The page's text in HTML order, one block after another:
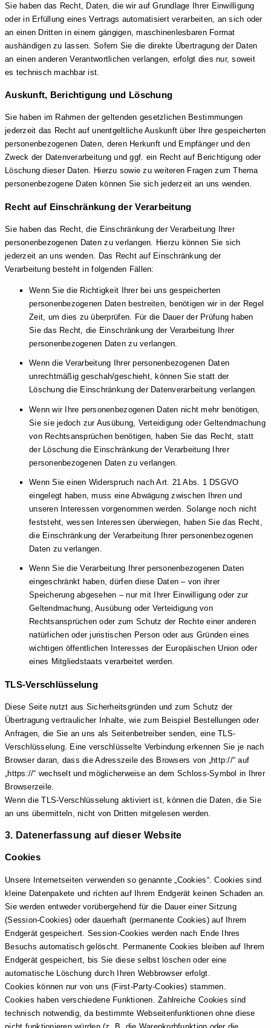
Sie haben das Recht, Daten, die wir auf Grundlage Ihrer Einwilligung
oder in Erfüllung eines Vertrags automatisiert verarbeiten, an sich oder
an einen Dritten in einem gängigen, maschinenlesbaren Format
aushändigen zu lassen. Sofern Sie die direkte Übertragung der Daten
an einen anderen Verantwortlichen verlangen, erfolgt dies nur, soweit
es technisch machbar ist.
Auskunft, Berichtigung und Löschung
Sie haben im Rahmen der geltenden gesetzlichen Bestimmungen
jederzeit das Recht auf unentgeltliche Auskunft über Ihre gespeicherten
personenbezogenen Daten, deren Herkunft und Empfänger und den
Zweck der Datenverarbeitung und ggf. ein Recht auf Berichtigung oder
Löschung dieser Daten. Hierzu sowie zu weiteren Fragen zum Thema
personenbezogene Daten können Sie sich jederzeit an uns wenden.
Recht auf Einschränkung der Verarbeitung
Sie haben das Recht, die Einschränkung der Verarbeitung Ihrer
personenbezogenen Daten zu verlangen. Hierzu können Sie sich
jederzeit an uns wenden. Das Recht auf Einschränkung der
Verarbeitung besteht in folgenden Fällen:
Wenn Sie die Richtigkeit Ihrer bei uns gespeicherten
personenbezogenen Daten bestreiten, benötigen wir in der Regel
Zeit, um dies zu überprüfen. Für die Dauer der Prüfung haben
Sie das Recht, die Einschränkung der Verarbeitung Ihrer
personenbezogenen Daten zu verlangen.
Wenn die Verarbeitung Ihrer personenbezogenen Daten
unrechtmäßig geschah/geschieht, können Sie statt der
Löschung die Einschränkung der Datenverarbeitung verlangen.
Wenn wir Ihre personenbezogenen Daten nicht mehr benötigen,
Sie sie jedoch zur Ausübung, Verteidigung oder Geltendmachung
von Rechtsansprüchen benötigen, haben Sie das Recht, statt
der Löschung die Einschränkung der Verarbeitung Ihrer
personenbezogenen Daten zu verlangen.
Wenn Sie einen Widerspruch nach Art. 21 Abs. 1 DSGVO
eingelegt haben, muss eine Abwägung zwischen Ihren und
unseren Interessen vorgenommen werden. Solange noch nicht
feststeht, wessen Interessen überwiegen, haben Sie das Recht,
die Einschränkung der Verarbeitung Ihrer personenbezogenen
Daten zu verlangen.
Wenn Sie die Verarbeitung Ihrer personenbezogenen Daten
eingeschränkt haben, dürfen diese Daten – von ihrer
Speicherung abgesehen – nur mit Ihrer Einwilligung oder zur
Geltendmachung, Ausübung oder Verteidigung von
Rechtsansprüchen oder zum Schutz der Rechte einer anderen
natürlichen oder juristischen Person oder aus Gründen eines
wichtigen öffentlichen Interesses der Europäischen Union oder
eines Mitgliedstaats verarbeitet werden.
TLS-Verschlüsselung
Diese Seite nutzt aus Sicherheitsgründen und zum Schutz der
Übertragung vertraulicher Inhalte, wie zum Beispiel Bestellungen oder
Anfragen, die Sie an uns als Seitenbetreiber senden, eine TLS-
Verschlüsselung. Eine verschlüsselte Verbindung erkennen Sie je nach
Browser daran, dass die Adresszeile des Browsers von „http://“ auf
„https://“ wechselt und möglicherweise an dem Schloss-Symbol in Ihrer
Browserzeile.
Wenn die TLS-Verschlüsselung aktiviert ist, können die Daten, die Sie
an uns übermitteln, nicht von Dritten mitgelesen werden.
3. Datenerfassung auf dieser Website
Cookies
Unsere Internetseiten verwenden so genannte „Cookies“. Cookies sind
kleine Datenpakete und richten auf Ihrem Endgerät keinen Schaden an.
Sie werden entweder vorübergehend für die Dauer einer Sitzung
(Session-Cookies) oder dauerhaft (permanente Cookies) auf Ihrem
Endgerät gespeichert. Session-Cookies werden nach Ende Ihres
Besuchs automatisch gelöscht. Permanente Cookies bleiben auf Ihrem
Endgerät gespeichert, bis Sie diese selbst löschen oder eine
automatische Löschung durch Ihren Webbrowser erfolgt.
Cookies können nur von uns (First-Party-Cookies) stammen.
Cookies haben verschiedene Funktionen. Zahlreiche Cookies sind
technisch notwendig, da bestimmte Webseitenfunktionen ohne diese